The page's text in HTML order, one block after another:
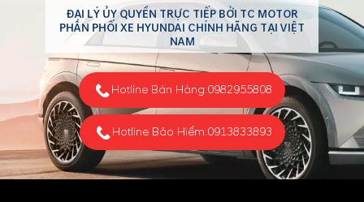
ĐẠI LÝ ỦY QUYỀN TRỰC TIẾP BỞI TC MOTOR
PHÂN PHỐI XE HYUNDAI CHÍNH HÃNG TẠI VIỆT
NAM
Hotline Bán Hàng:0982955808
Hotline Bảo Hiểm:0913833893